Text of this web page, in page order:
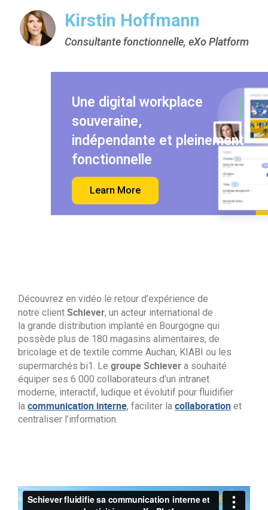
Kirstin Hoffmann
Consultante fonctionnelle, eXo Platform
Une digital workplace
souveraine,
indépendante et pleinement
fonctionnelle
Learn More
Découvrez en vidéo le retour d’expérience de
notre client Schiever, un acteur international de
la grande distribution implanté en Bourgogne qui
possède plus de 180 magasins alimentaires, de
bricolage et de textile comme Auchan, KIABI ou les
supermarchés bi1. Le groupe Schiever a souhaité
équiper ses 6 000 collaborateurs d’un intranet
moderne, interactif, ludique et évolutif pour fluidifier
la communication interne, faciliter la collaboration et
centraliser l’information.